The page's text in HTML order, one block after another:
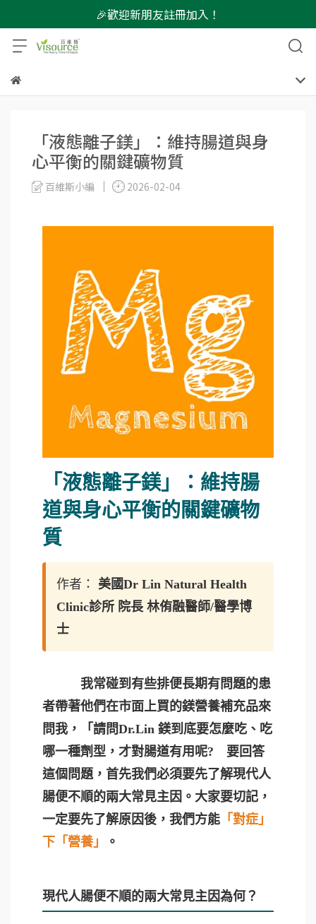
🎉歡迎新朋友註冊加入！
「液態離子鎂」：維持腸道與身
心平衡的關鍵礦物質
百維斯小編 2026-02-04
「液態離子鎂」：維持腸
道與身心平衡的關鍵礦物
質
作者： 美國Dr Lin Natural Health
Clinic診所 院長 林侑融醫師/醫學博
士
我常碰到有些排便長期有問題的患
者帶著他們在市面上買的鎂營養補充品來
問我，「請問Dr.Lin 鎂到底要怎麼吃、吃
哪一種劑型，才對腸道有用呢? 要回答
這個問題，首先我們必須要先了解現代人
腸便不順的兩大常見主因。大家要切記，
一定要先了解原因後，我們方能 「對症」
下「營養」
。
現代人腸便不順的兩大常見主因為何？